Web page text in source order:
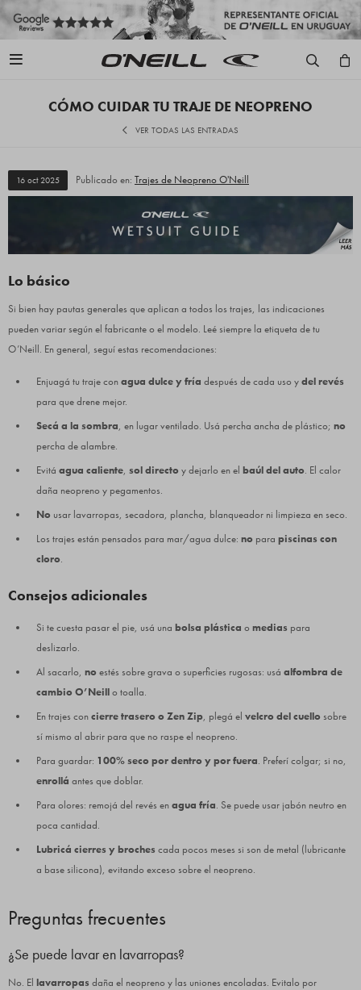

CÓMO CUIDAR TU TRAJE DE NEOPRENO
VER TODAS LAS ENTRADAS
16 oct 2025 Publicado en: Trajes de Neopreno O'Neill
Lo básico
Si bien hay pautas generales que aplican a todos los trajes, las indicaciones
pueden variar según el fabricante o el modelo. Leé siempre la etiqueta de tu
O’Neill. En general, seguí estas recomendaciones:
Enjuagá tu traje conagua dulce y fría después de cada uso ydel revés
para que drene mejor.
Secá a la sombra, en lugar ventilado. Usá percha ancha de plástico; no
percha de alambre.
Evitá agua caliente, sol directo y dejarlo en el baúl del auto. El calor
daña neopreno y pegamentos.
No usar lavarropas, secadora, plancha, blanqueador ni limpieza en seco.
Los trajes están pensados para mar/agua dulce: no para piscinas con
cloro.
Consejos adicionales
Si te cuesta pasar el pie, usá una bolsa plástica omedias para
deslizarlo.
Al sacarlo, no estés sobre grava o superficies rugosas: usá alfombra de
cambio O’Neillo toalla.
En trajes concierre trasero o Zen Zip, plegá el velcro del cuello sobre
sí mismo al abrir para que no raspe el neopreno.
Para guardar: 100% seco por dentro y por fuera. Preferí colgar; si no,
enrollá antes que doblar.
Para olores: remojá del revés enagua fría. Se puede usar jabón neutro en
poca cantidad.
Lubricá cierres y broches cada pocos meses si son de metal (lubricante
a base silicona), evitando exceso sobre el neopreno.
Preguntas frecuentes
¿Se puede lavar en lavarropas?
No. El lavarropas daña el neopreno y las uniones encoladas. Evitalo por